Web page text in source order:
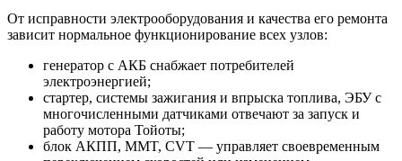
От исправности электрооборудования и качества его ремонта
зависит нормальное функционирование всех узлов:
генератор с АКБ снабжает потребителей
электроэнергией;
стартер, системы зажигания и впрыска топлива, ЭБУ с
многочисленными датчиками отвечают за запуск и
работу мотора Тойоты;
блок АКПП, MMT, CVT — управляет своевременным